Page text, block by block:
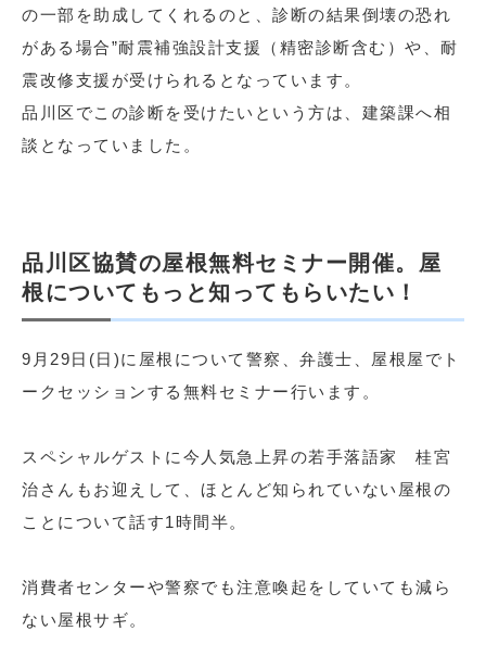
の一部を助成してくれるのと、診断の結果倒壊の恐れ
がある場合”耐震補強設計支援（精密診断含む）や、耐
震改修支援が受けられるとなっています。
品川区でこの診断を受けたいという方は、建築課へ相
談となっていました。
品川区協賛の屋根無料セミナー開催。屋
根についてもっと知ってもらいたい！
9月29日(日)に屋根について警察、弁護士、屋根屋でト
ークセッションする無料セミナー行います。
スペシャルゲストに今人気急上昇の若手落語家 桂宮
治さんもお迎えして、ほとんど知られていない屋根の
ことについて話す1時間半。
消費者センターや警察でも注意喚起をしていても減ら
ない屋根サギ。